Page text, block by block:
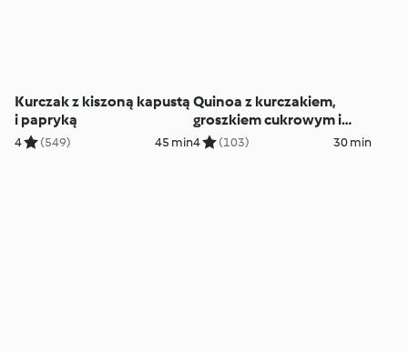
Kurczak z kiszoną kapustą
i papryką
4 (549) 45 min
Quinoa z kurczakiem,
groszkiem cukrowym i
dressingiem mango
4 (103) 30 min